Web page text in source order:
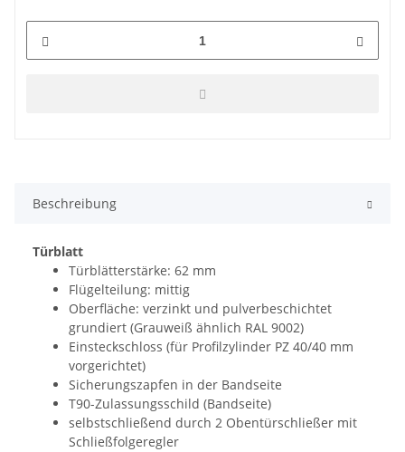
Beschreibung
Türblatt
Türblätterstärke: 62 mm
Flügelteilung: mittig
Oberfläche: verzinkt und pulverbeschichtet
grundiert (Grauweiß ähnlich RAL 9002)
Einsteckschloss (für Profilzylinder PZ 40/40 mm
vorgerichtet)
Sicherungszapfen in der Bandseite
T90-Zulassungsschild (Bandseite)
selbstschließend durch 2 Obentürschließer mit
Schließfolgeregler